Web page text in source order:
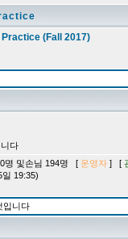
(Fall 2017)
니다
0명 및손님 194명 [ 운영자 ] [
일 19:35)
입니다